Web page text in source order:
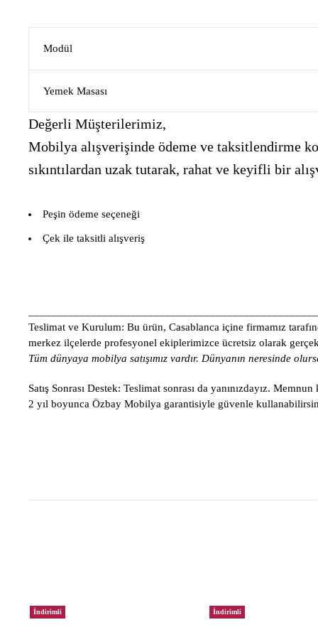
Modül
Yemek Masası
Değerli Müşterilerimiz,
Mobilya alışverişinde ödeme ve taksitlendirme
sıkıntılardan uzak tutarak, rahat ve keyifli bir
Peşin ödeme seçeneği
Çek ile taksitli alışveriş
Teslimat ve Kurulum: Bu ürün, Casablanca içine firmamız
merkez ilçelerde profesyonel ekiplerimizce ücretsiz olarak
Tüm dünyaya mobilya satışımız vardır. Dünyanın neresinde
Satış Sonrası Destek: Teslimat sonrası da yanınızdayız.
2 yıl boyunca Özbay Mobilya garantisiyle güvenle
İndirimli İndirimli